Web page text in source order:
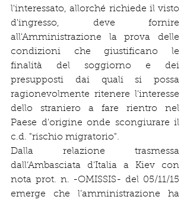
l'interessato, allorché richiede il visto
d'ingresso, deve fornire
all'Amministrazione la prova delle
condizioni che giustificano le
finalità del soggiorno e dei
presupposti dai quali si possa
ragionevolmente ritenere l'interesse
dello straniero a fare rientro nel
Paese d'origine onde scongiurare il
c.d. "rischio migratorio".
Dalla relazione trasmessa
dall’Ambasciata d’Italia a Kiev con
nota prot. n. -OMISSIS- del 05/11/15
emerge che l’amministrazione ha